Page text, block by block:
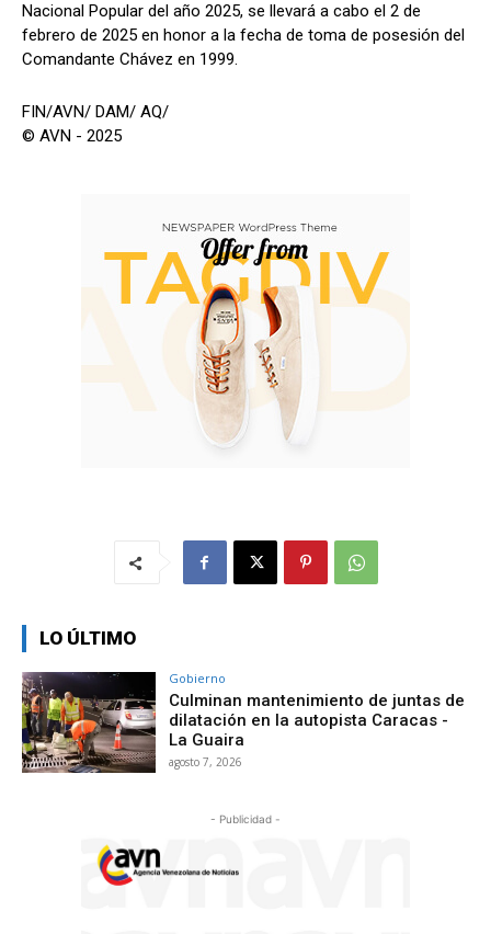
Nacional Popular del año 2025, se llevará a cabo el 2 de
febrero de 2025 en honor a la fecha de toma de posesión del
Comandante Chávez en 1999.
FIN/AVN/ DAM/ AQ/
© AVN - 2025
LO ÚLTIMO
Gobierno
Culminan mantenimiento de juntas de
dilatación en la autopista Caracas -
La Guaira
agosto 7, 2026
- Publicidad -